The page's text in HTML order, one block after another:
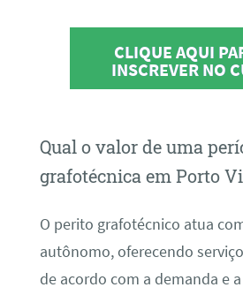
CLIQUE AQUI
INSCREVER NO
Qual o valor de uma
grafotécnica em Porto
O perito grafotécnico atua
autônomo, oferecendo
de acordo com a demanda e